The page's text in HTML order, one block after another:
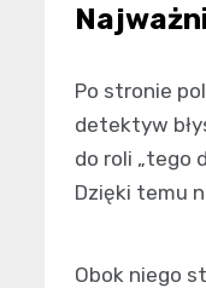
Po stronie
detektyw
do roli „tego
Dzięki temu
Obok niego